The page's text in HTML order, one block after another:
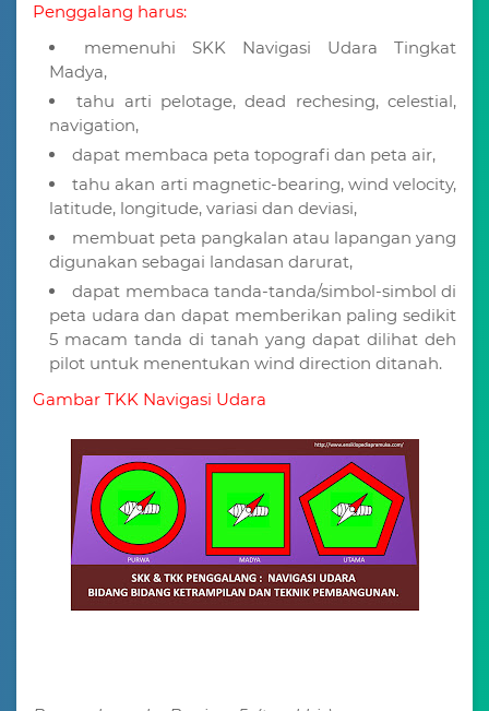
Penggalang harus:
memenuhi SKK Navigasi Udara Tingkat
Madya,
tahu arti pelotage, dead rechesing, celestial,
navigation,
dapat membaca peta topografi dan peta air,
tahu akan arti magnetic-bearing, wind velocity,
latitude, longitude, variasi dan deviasi,
membuat peta pangkalan atau lapangan yang
digunakan sebagai landasan darurat,
dapat membaca tanda-tanda/simbol-simbol di
peta udara dan dapat memberikan paling sedikit
5 macam tanda di tanah yang dapat dilihat deh
pilot untuk menentukan wind direction ditanah.
Gambar TKK Navigasi Udara